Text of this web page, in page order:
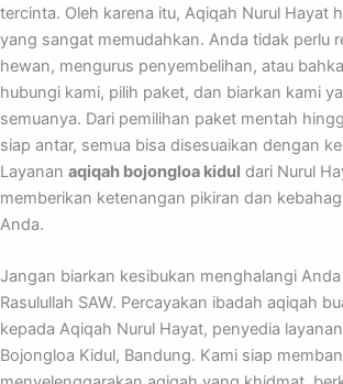
tercinta. Oleh karena itu, Aqiqah Nurul Hayat
yang sangat memudahkan. Anda tidak perlu
hewan, mengurus penyembelihan, atau
hubungi kami, pilih paket, dan biarkan kami
semuanya. Dari pemilihan paket mentah
siap antar, semua bisa disesuaikan dengan
Layanan aqiqah bojongloa kidul dari Nurul
memberikan ketenangan pikiran dan
Anda.
Jangan biarkan kesibukan menghalangi
Rasulullah SAW. Percayakan ibadah aqiqah
kepada Aqiqah Nurul Hayat, penyedia
Bojongloa Kidul, Bandung. Kami siap